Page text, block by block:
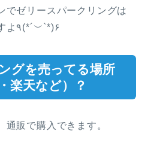
でゼリースパークリングは
売ってる可能性がありますよ٩(*´︶`*)۶
グを売ってる場所
楽天など）？
販で購入できます。